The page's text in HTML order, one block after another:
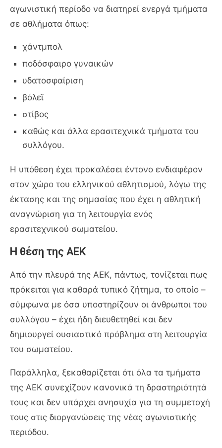
αγωνιστική περίοδο να διατηρεί ενεργά τμήματα
σε αθλήματα όπως:
χάντμπολ
ποδόσφαιρο γυναικών
υδατοσφαίριση
βόλεϊ
στίβος
καθώς και άλλα ερασιτεχνικά τμήματα του
συλλόγου.
Η υπόθεση έχει προκαλέσει έντονο ενδιαφέρον
στον χώρο του ελληνικού αθλητισμού, λόγω της
έκτασης και της σημασίας που έχει η αθλητική
αναγνώριση για τη λειτουργία ενός
ερασιτεχνικού σωματείου.
Η θέση της ΑΕΚ
Από την πλευρά της ΑΕΚ, πάντως, τονίζεται πως
πρόκειται για καθαρά τυπικό ζήτημα, το οποίο –
σύμφωνα με όσα υποστηρίζουν οι άνθρωποι του
συλλόγου – έχει ήδη διευθετηθεί και δεν
δημιουργεί ουσιαστικό πρόβλημα στη λειτουργία
του σωματείου.
Παράλληλα, ξεκαθαρίζεται ότι όλα τα τμήματα
της ΑΕΚ συνεχίζουν κανονικά τη δραστηριότητά
τους και δεν υπάρχει ανησυχία για τη συμμετοχή
τους στις διοργανώσεις της νέας αγωνιστικής
περιόδου.